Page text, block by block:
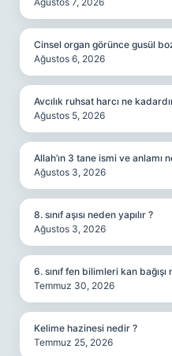
Cinsel organ görünce gusül
Ağustos 6, 2026
Avcılık ruhsat harcı ne
Ağustos 5, 2026
Allah’ın 3 tane ismi ve anlamı
Ağustos 3, 2026
8. sınıf aşısı neden yapılır ?
Ağustos 3, 2026
6. sınıf fen bilimleri kan bağışı
Temmuz 30, 2026
Kelime hazinesi nedir ?
Temmuz 25, 2026